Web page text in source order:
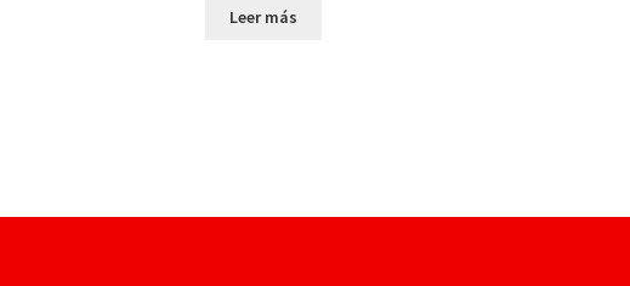
Leer más